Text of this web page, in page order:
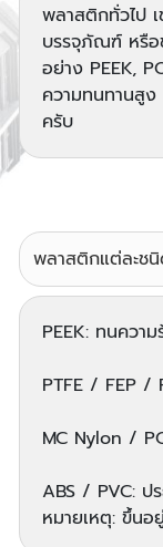
พลาสติกทั่วไป เ
บรรจุภัณฑ์ หรือ
อย่าง PEEK,
ความทนทานสูง
ครับ
พลาสติกแต่ละช
PEEK: ทนควา
PTFE / FEP /
MC Nylon /
ABS / PVC: ป
หมายเหตุ: ขึ้น